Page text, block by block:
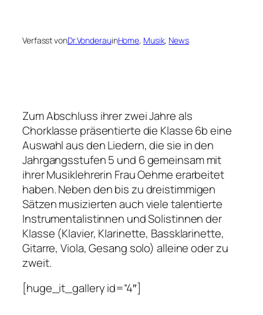
Verfasst vonDr.VonderauinHome, Musik, News
Zum Abschluss ihrer zwei Jahre als
Chorklasse präsentierte die Klasse 6b eine
Auswahl aus den Liedern, die sie in den
Jahrgangsstufen 5 und 6 gemeinsam mit
ihrer Musiklehrerin Frau Oehme erarbeitet
haben. Neben den bis zu dreistimmigen
Sätzen musizierten auch viele talentierte
Instrumentalistinnen und Solistinnen der
Klasse (Klavier, Klarinette, Bassklarinette,
Gitarre, Viola, Gesang solo) alleine oder zu
zweit.
[huge_it_gallery id=“4″]